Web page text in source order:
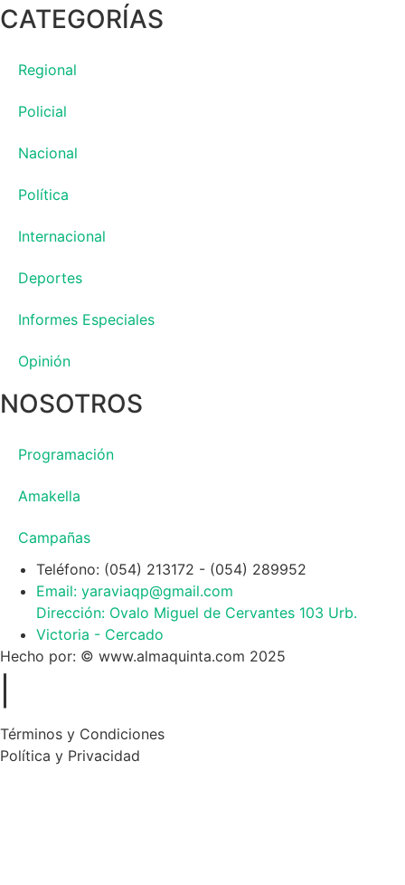
CATEGORÍAS
Regional
Policial
Nacional
Política
Internacional
Deportes
Informes Especiales
Opinión
NOSOTROS
Programación
Amakella
Campañas
Teléfono: (054) 213172 - (054) 289952
Email: yaraviaqp@gmail.com
Dirección: Ovalo Miguel de Cervantes 103 Urb.
Victoria - Cercado
Hecho por: © www.almaquinta.com 2025
Términos y Condiciones
Política y Privacidad